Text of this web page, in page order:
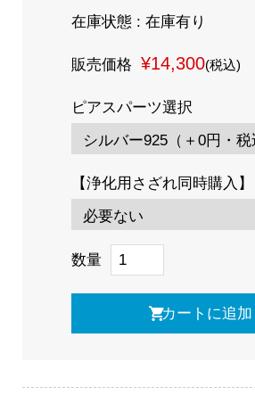
在庫状態 : 在庫有り
販売価格 ¥14,300(税込)
ピアスパーツ選択
【浄化用さざれ同時購入】
数量